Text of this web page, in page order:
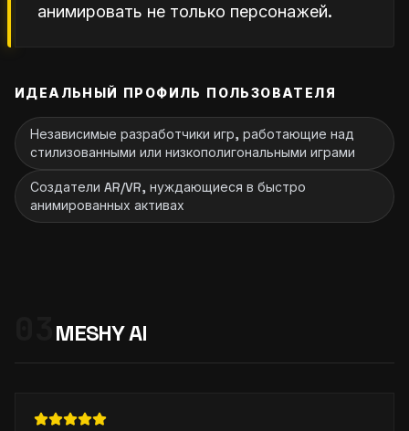
анимировать не только персонажей.
ИДЕАЛЬНЫЙ ПРОФИЛЬ ПОЛЬЗОВАТЕЛЯ
Независимые разработчики игр, работающие над
стилизованными или низкополигональными играми
Создатели AR/VR, нуждающиеся в быстро
анимированных активах
MESHY AI